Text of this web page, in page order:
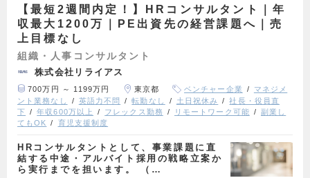
【最短2週間内定！】HRコンサルタント｜年
収最大1200万｜PE出資先の経営課題へ｜売
上目標なし
組織・人事コンサルタント
株式会社リライアス
700万円 ～ 1199万円 東京都 ベンチャー企業
マネジメ
ント業務なし
英語力不問 転勤なし 土日祝休み
社長・役員直
下
年収600万以上 フレックス勤務 リモートワーク可能
副業し
てもOK
育児支援制度
HRコンサルタントとして、事業課題に直
結する中途・アルバイト採用の戦略立案か
ら実行までを担います。 （…